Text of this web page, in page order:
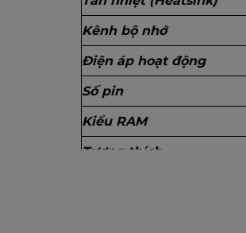
Kênh bộ nhớ
Điện áp hoạt động
Số pin
Kiểu RAM
Tương thích